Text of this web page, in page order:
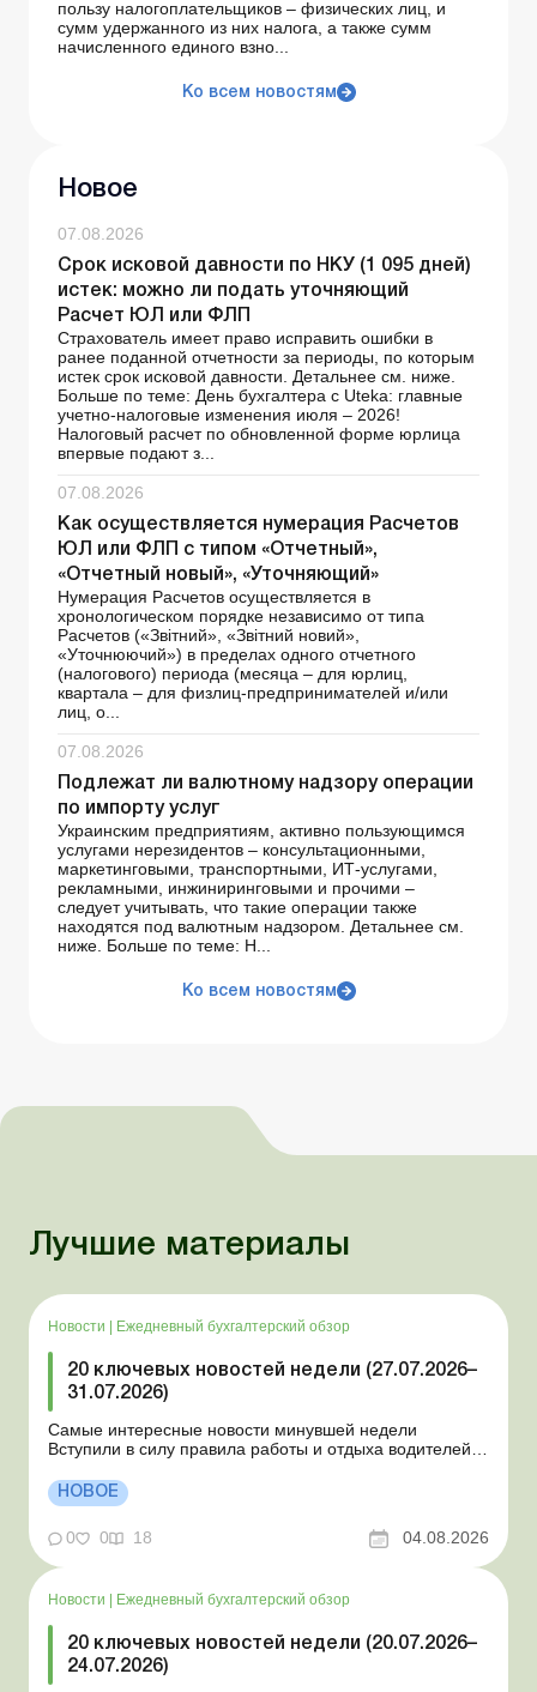
пользу налогоплательщиков – физических лиц, и
сумм удержанного из них налога, а также сумм
начисленного единого взно...
Ко всем новостям
Новое
07.08.2026
Срок исковой давности по НКУ (1 095 дней)
истек: можно ли подать уточняющий
Расчет ЮЛ или ФЛП
Страхователь имеет право исправить ошибки в
ранее поданной отчетности за периоды, по которым
истек срок исковой давности. Детальнее см. ниже.
Больше по теме: День бухгалтера с Uteka: главные
учетно-налоговые изменения июля – 2026!
Налоговый расчет по обновленной форме юрлица
впервые подают з...
07.08.2026
Как осуществляется нумерация Расчетов
ЮЛ или ФЛП с типом «Отчетный»,
«Отчетный новый», «Уточняющий»
Нумерация Расчетов осуществляется в
хронологическом порядке независимо от типа
Расчетов («Звітний», «Звітний новий»,
«Уточнюючий») в пределах одного отчетного
(налогового) периода (месяца – для юрлиц,
квартала – для физлиц-предпринимателей и/или
лиц, о...
07.08.2026
Подлежат ли валютному надзору операции
по импорту услуг
Украинским предприятиям, активно пользующимся
услугами нерезидентов – консультационными,
маркетинговыми, транспортными, ИТ-услугами,
рекламными, инжиниринговыми и прочими –
следует учитывать, что такие операции также
находятся под валютным надзором. Детальнее см.
ниже. Больше по теме: Н...
Ко всем новостям
Лучшие материалы
Новости Ежедневный бухгалтерский обзор
20 ключевых новостей недели (27.07.2026–
31.07.2026)
Самые интересные новости минувшей недели
Вступили в силу правила работы и отдыха водителей
положении Для сельхозпредприятий и ФЛП введены
новые разовые статистические формы Со 2 августа
изменяется порядок зачисления отдельных периодов
работы в стр...
НОВОЕ
0 0 18 04.08.2026
Новости Ежедневный бухгалтерский обзор
20 ключевых новостей недели (20.07.2026–
24.07.2026)